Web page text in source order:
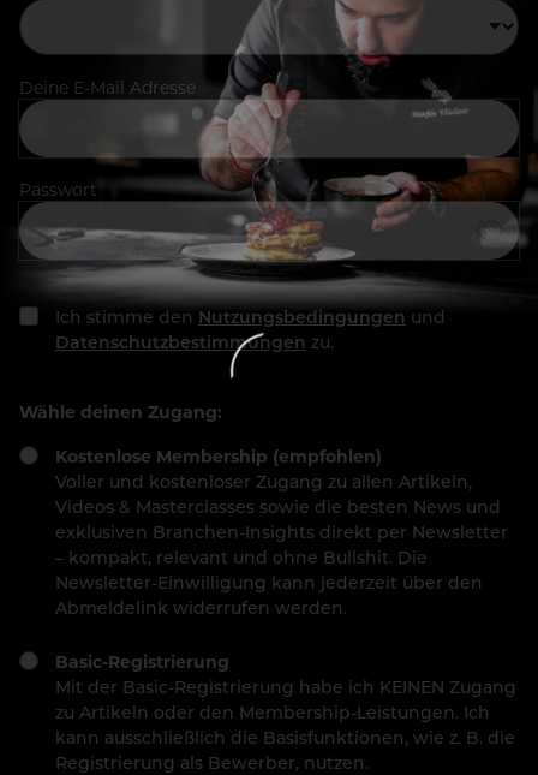
Deine E-Mail Adresse
Passwort
Ich stimme den Nutzungsbedingungen und
Datenschutzbestimmungen zu.
Wähle deinen Zugang:
Kostenlose Membership (empfohlen)
Voller und kostenloser Zugang zu allen Artikeln,
Videos & Masterclasses sowie die besten News und
exklusiven Branchen-Insights direkt per Newsletter
– kompakt, relevant und ohne Bullshit. Die
Newsletter-Einwilligung kann jederzeit über den
Abmeldelink widerrufen werden.
Basic-Registrierung
Mit der Basic-Registrierung habe ich KEINEN Zugang
zu Artikeln oder den Membership-Leistungen. Ich
kann ausschließlich die Basisfunktionen, wie z. B. die
Registrierung als Bewerber, nutzen.